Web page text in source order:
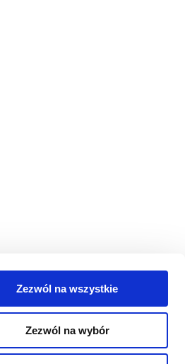
Zezwól na wszystkie
Zezwól na wybór